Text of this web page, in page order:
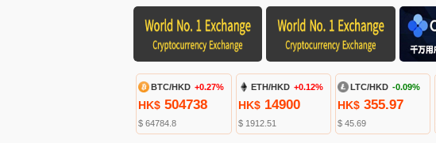
BTC/HKD +0.27%
HK$ 504738
$ 64784.8
ETH/HKD +0.12%
HK$14900
$ 1912.51
LTC/HKD -0.09%
HK$355.97
$ 45.69